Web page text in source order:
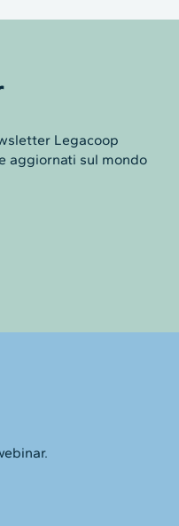
Legacoop
aggiornati sul mondo